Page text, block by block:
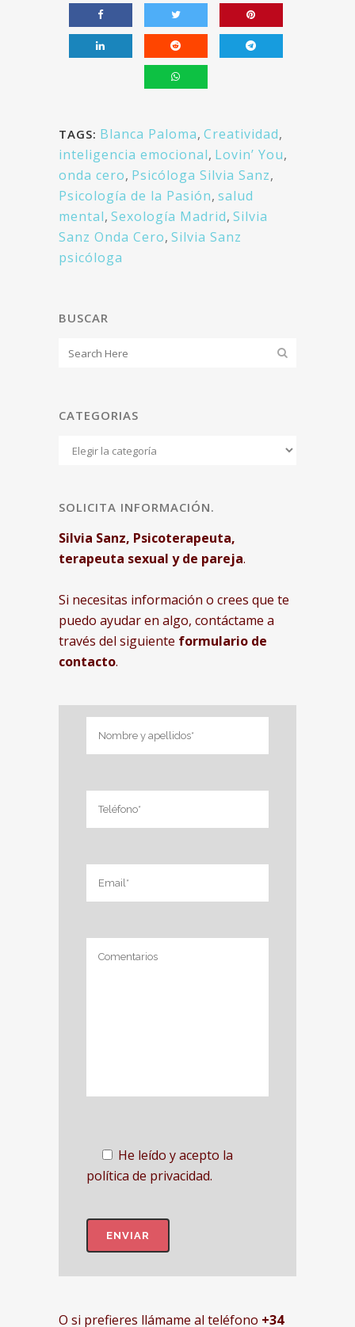
TAGS: Blanca Paloma, Creatividad,
inteligencia emocional, Lovin’ You,
onda cero, Psicóloga Silvia Sanz,
Psicología de la Pasión, salud
mental, Sexología Madrid, Silvia
Sanz Onda Cero, Silvia Sanz
psicóloga
BUSCAR
CATEGORIAS
Categorias
SOLICITA INFORMACIÓN.
Silvia Sanz, Psicoterapeuta,
terapeuta sexual y de pareja.
Si necesitas información o crees que te
puedo ayudar en algo, contáctame a
través del siguiente formulario de
contacto.
He leído y acepto la
política de privacidad.
O si prefieres llámame al teléfono +34